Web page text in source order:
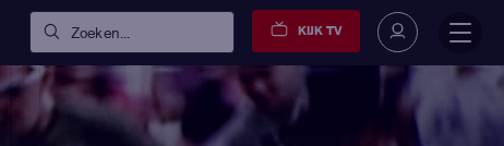
Zoeken... KIJK TV